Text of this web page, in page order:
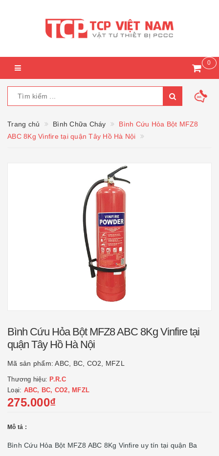
0
Trang chủ Bình Chữa Cháy
Bình Cứu Hỏa Bột MFZ8
ABC 8Kg Vinfire tại quận Tây Hồ Hà Nội
Bình Cứu Hỏa Bột MFZ8 ABC 8Kg Vinfire tại
quận Tây Hồ Hà Nội
Mã sản phẩm:ABC, BC, CO2, MFZL
Thương hiệu: P.R.C
Loại: ABC, BC, CO2, MFZL
275.000₫
Mô tả :
Bình Cứu Hỏa Bột MFZ8 ABC 8Kg Vinfire uy tín tại quận Ba